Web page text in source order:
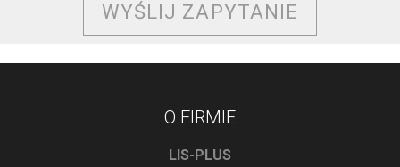
WYŚLIJ ZAPYTANIE
O FIRMIE
LIS-PLUS